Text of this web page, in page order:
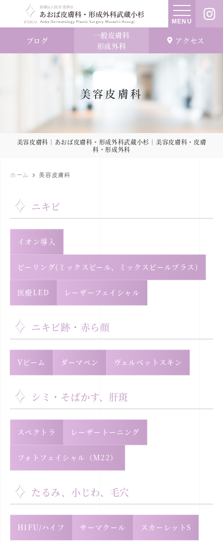
MENU
ブログ
一般皮膚科
形成外科
アクセス
美容皮膚科
美容皮膚科｜あおば皮膚科・形成外科武蔵小杉｜美容皮膚科・皮膚
科・形成外科
ホーム 美容皮膚科
ニキビ
イオン導入
ピーリング(ミックスピール、ミックスピールプラス)
医療LED レーザーフェイシャル
ニキビ跡・赤ら顔
Vビーム ダーマペン ヴェルベットスキン
シミ・そばかす、肝斑
スペクトラ レーザートーニング
フォトフェイシャル（M22）
たるみ、小じわ、毛穴
HIFU/ハイフ サーマクール スカーレットS